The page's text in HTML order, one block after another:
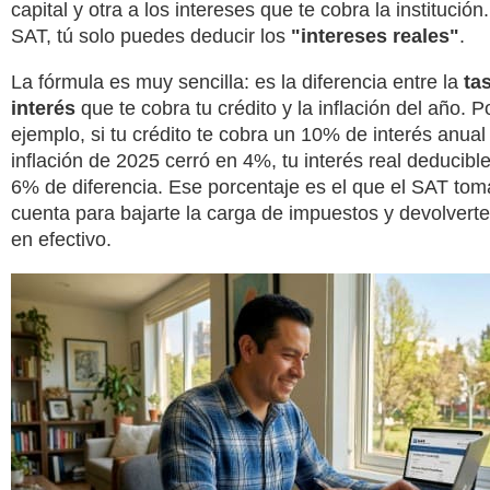
capital y otra a los intereses que te cobra la
SAT, tú solo puedes deducir los "intereses reales".
La fórmula es muy sencilla: es la diferencia entre la
interés que te cobra tu crédito y la inflación del año.
ejemplo, si tu crédito te cobra un 10% de interés anual
inflación de 2025 cerró en 4%, tu interés real
6% de diferencia. Ese porcentaje es el que el SAT
cuenta para bajarte la carga de impuestos y
en efectivo.